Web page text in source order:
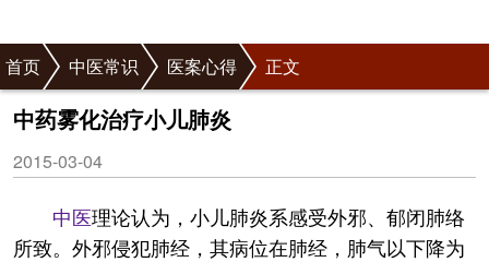
首页 中医常识 医案心得 正文
中药雾化治疗小儿肺炎
2015-03-04
中医理论认为，小儿肺炎系感受外邪、郁闭肺络
所致。外邪侵犯肺经，其病位在肺经，肺气以下降为